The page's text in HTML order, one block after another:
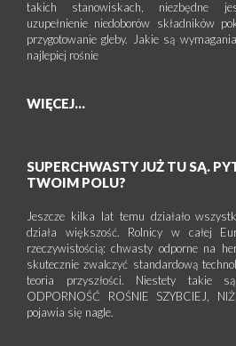
takich stanowiskach, niezbędne
uzupełnienie niedoborów składników
przygotowanie gleby. Jakie są
najlepiej rośnie
WIĘCEJ...
SUPERCHWASTY JUŻ TU SĄ.
TWOIM POLU?
Jeszcze kilka lat temu działało
działa większość. Rolnicy w całej
rzeczywistością: chwasty odporne na
skutecznie zwalczyć standardową
teoria przyszłości. Niestety takie
ODPORNOŚĆ ROŚNIE SZYBCIEJ,
pojawia się nagle.